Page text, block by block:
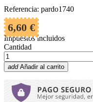
Referencia: pardo1740
6,60 €
Impuestos incluidos
Cantidad
add Añadir al carrito